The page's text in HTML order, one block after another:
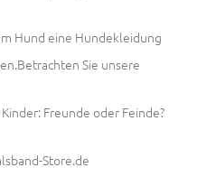
Hund eine Hundekleidung
Sie unsere
Freunde oder Feinde?
Store.de